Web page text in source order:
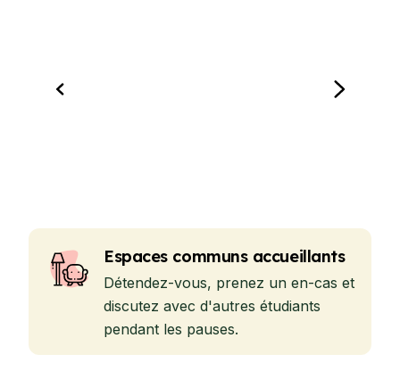
Espaces communs accueillants
Détendez-vous, prenez un en-cas et
discutez avec d'autres étudiants
pendant les pauses.